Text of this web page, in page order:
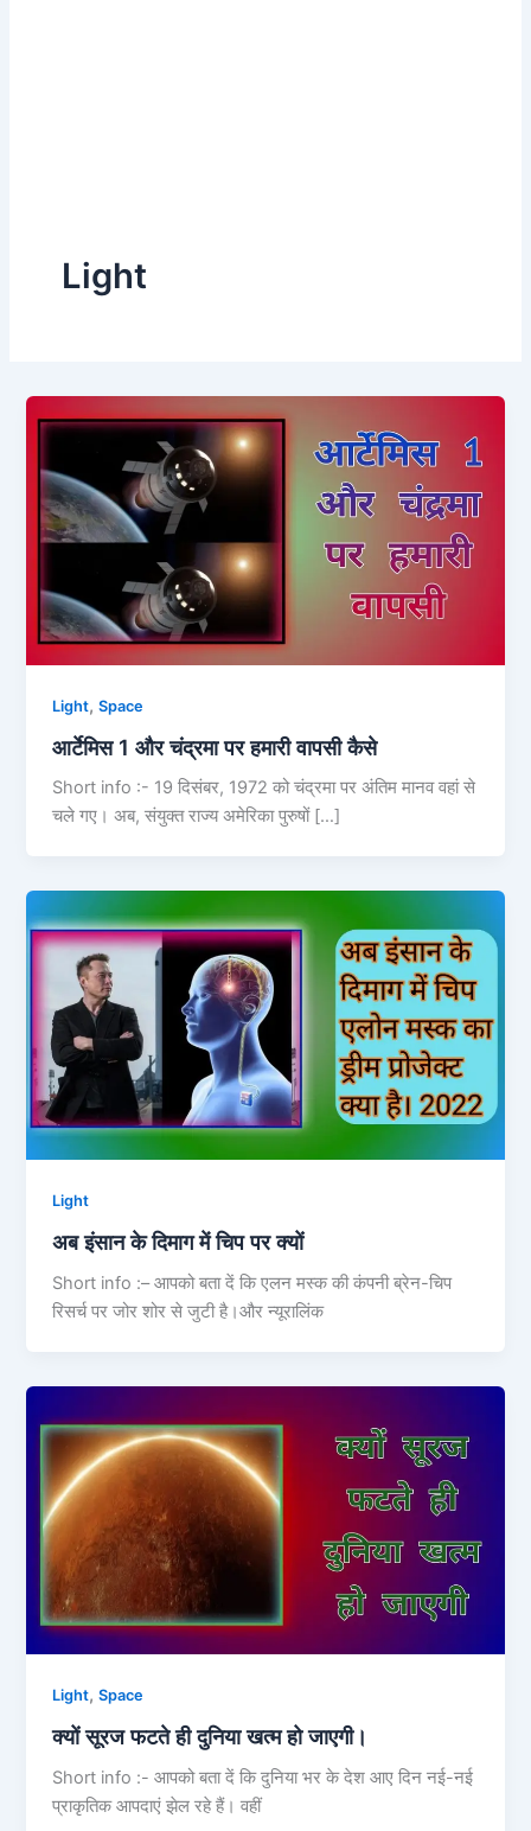
Light
Light,Space
आर्टेमिस 1 और चंद्रमा पर हमारी वापसी कैसे
Short info :- 19 दिसंबर, 1972 को चंद्रमा पर अंतिम मानव वहां से
चले गए। अब, संयुक्त राज्य अमेरिका पुरुषों […]
Light
अब इंसान के दिमाग में चिप पर क्यों
Short info :– आपको बता दें कि एलन मस्‍क की कंपनी ब्रेन-चिप
रिसर्च पर जोर शोर से जुटी है।और न्‍यूरालिंक
Light,Space
क्यों सूरज फटते ही दुनिया खत्म हो जाएगी।
Short info :- आपको बता दें कि दुनिया भर के देश आए दिन नई-नई
प्राकृतिक आपदाएं झेल रहे हैं। वहीं